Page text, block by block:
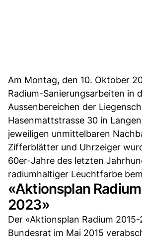
Am Montag, den 10. Oktober
Radium-Sanierungsarbeiten in
Aussenbereichen der
Hasenmattstrasse 30 in
jeweiligen unmittelbaren
Zifferblätter und Uhrzeiger
60er-Jahre des letzten
radiumhaltiger Leuchtfarbe
«Aktionsplan
2023»
Der «Aktionsplan Radium
Bundesrat im Mai 2015